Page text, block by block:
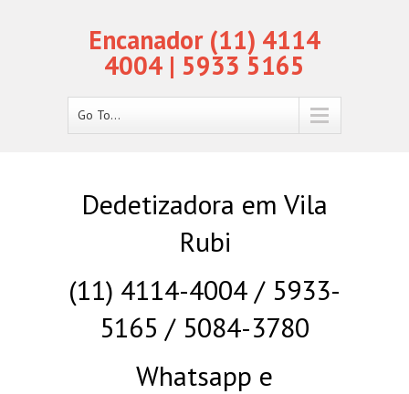
Encanador (11) 4114
4004 | 5933 5165
Go To...
Dedetizadora em Vila
Rubi
(11) 4114-4004 / 5933-
5165 / 5084-3780
Whatsapp e